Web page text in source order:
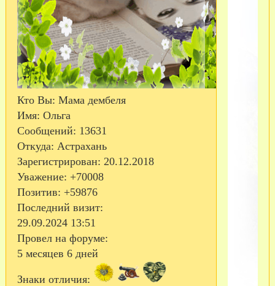
Кто Вы: Мама дембеля
Имя: Ольга
Сообщений: 13631
Откуда: Астрахань
Зарегистрирован: 20.12.2018
Уважение: +70008
Позитив: +59876
Последний визит:
29.09.2024 13:51
Провел на форуме:
5 месяцев 6 дней
Знаки отличия: